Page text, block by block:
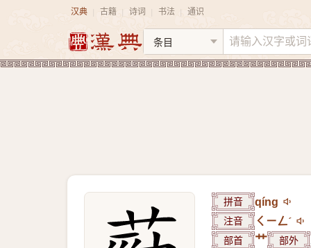
汉典 古籍 诗词 书法 通识
拼音 qíng
注音 ㄑㄧㄥˊ
部首 艹 部外